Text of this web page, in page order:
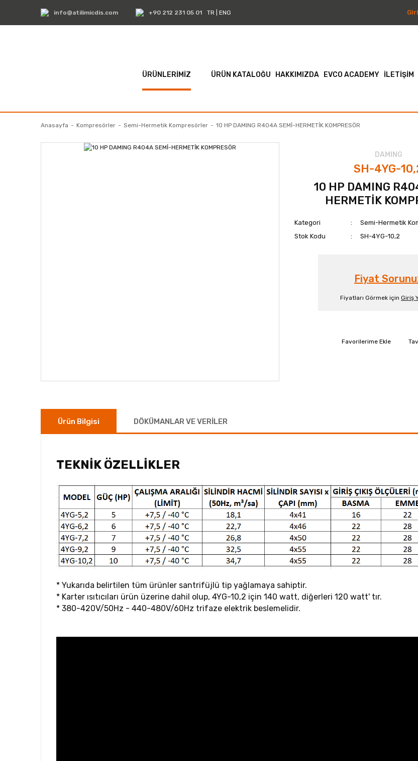
info@atilimicdis.com +90 212 231 05 01 TR ENG
ÜRÜNLERİMİZ ÜRÜN KATALOĞU HAKKIMIZDA EVCO ACADEMY İLETİŞİM
Anasayfa Kompresörler Semi-Hermetik Kompresörler 10 HP DAMING R404A SEMİ-HERMETİK KOMPRESÖR
DAMING
SH-4YG-
10 HP DAMING
HERMETİK
Kategori
Semi-Hermetik
Stok Kodu
SH-4YG-10,2
Fiyat
Fiyatları Görmek için Giriş
Ürün Bilgisi DÖKÜMANLAR VE VERİLER
TEKNİK ÖZELLİKLER
* Yukarıda belirtilen tüm ürünler santrifüjlü tip yağlamaya sahiptir.
* Karter ısıtıcıları ürün üzerine dahil olup, 4YG-10,2 için 140 watt, diğerleri 120 watt' tır.
* 380-420V/50Hz - 440-480V/60Hz trifaze elektrik beslemelidir.